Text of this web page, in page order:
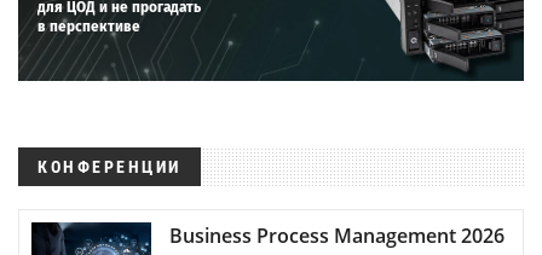
для ЦОД и не прогадать
в перспективе
КОНФЕРЕНЦИИ
Business Process Management 2026